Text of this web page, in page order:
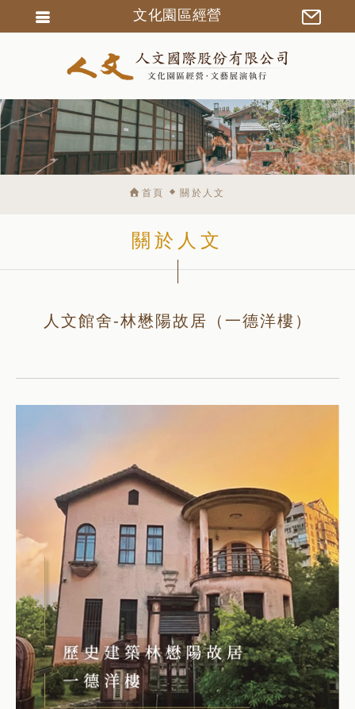
首頁 關於人文
關於人文
人文館舍-林懋陽故居（一德洋樓）
文化園區經營
會員註冊
忘記密碼
訂單查詢
匯款通知